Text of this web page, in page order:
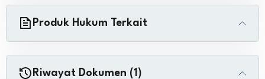
Produk Hukum Terkait
Riwayat Dokumen (1)